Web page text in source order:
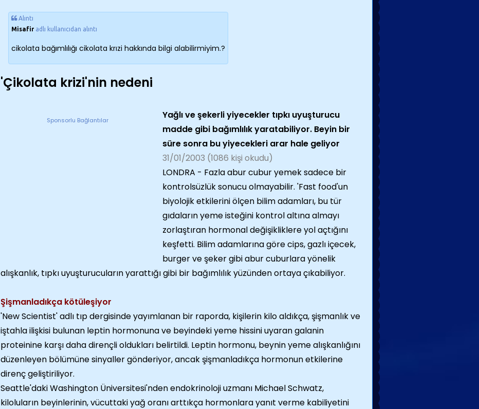
Alıntı
Misafir adlı kullanıcıdan alıntı
cikolata bağımlılığı cikolata krızi hakkında bilgi alabilirmiyim.?
'Çikolata krizi'nin nedeni
Sponsorlu Bağlantılar
Yağlı ve şekerli yiyecekler tıpkı uyuşturucu
madde gibi bağımlılık yaratabiliyor. Beyin bir
süre sonra bu yiyecekleri arar hale geliyor
31/01/2003 (1086 kişi okudu)
LONDRA - Fazla abur cubur yemek sadece bir
kontrolsüzlük sonucu olmayabilir. 'Fast food'un
biyolojik etkilerini ölçen bilim adamları, bu tür
gıdaların yeme isteğini kontrol altına almayı
zorlaştıran hormonal değişikliklere yol açtığını
keşfetti. Bilim adamlarına göre cips, gazlı içecek,
burger ve şeker gibi abur cuburlara yönelik
alışkanlık, tıpkı uyuşturucuların yarattığı gibi bir bağımlılık yüzünden ortaya çıkabiliyor.
Şişmanladıkça kötüleşiyor
'New Scientist' adlı tıp dergisinde yayımlanan bir raporda, kişilerin kilo aldıkça, şişmanlık ve
iştahla ilişkisi bulunan leptin hormonuna ve beyindeki yeme hissini uyaran galanin
proteinine karşı daha dirençli oldukları belirtildi. Leptin hormonu, beynin yeme alışkanlığını
düzenleyen bölümüne sinyaller gönderiyor, ancak şişmanladıkça hormonun etkilerine
direnç geliştiriliyor.
Seattle'daki Washington Üniversitesi'nden endokrinoloji uzmanı Michael Schwatz,
kiloluların beyinlerinin, vücuttaki yağ oranı arttıkça hormonlara yanıt verme kabiliyetini